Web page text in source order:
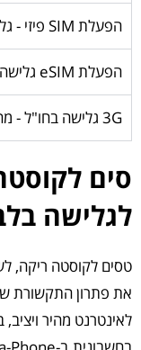
הפעלת SIM פיזי - גלישה בלבד
הפעלת eSIM גלישה בלבד
3G גלישה בחו"ל - מה זה נותן?
לגלישה
טסים לקוסטה ריקה,
את פתרון התקשורת
לאינטרנט מהיר ויציב,